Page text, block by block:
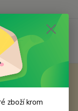
zboží krom